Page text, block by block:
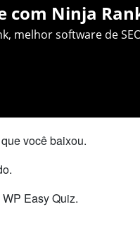
com Ninja
melhor software de
você baixou.
Easy Quiz.